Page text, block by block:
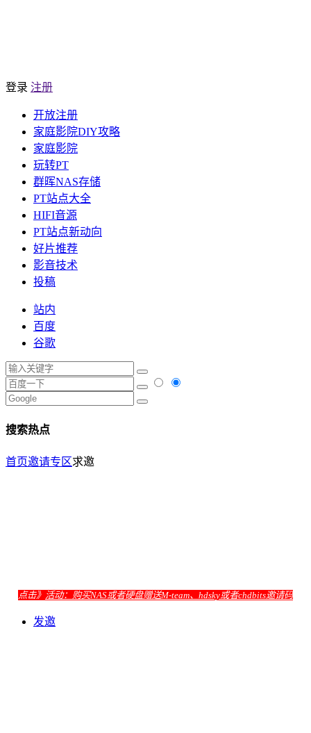
登录 注册
开放注册
家庭影院DIY攻略
家庭影院
玩转PT
群晖NAS存储
PT站点大全
HIFI音源
PT站点新动向
好片推荐
影音技术
投稿
站内
百度
谷歌
搜索热点
首页邀请专区求邀
点击》 活动：购买NAS或者硬盘赠送M-team、hdsky或者chdbits邀请码
发邀